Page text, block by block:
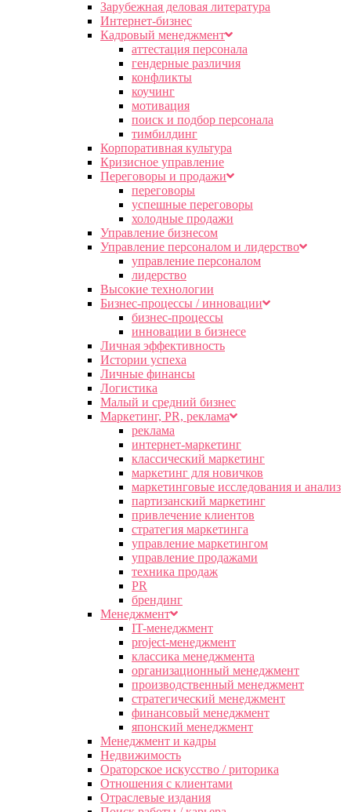
Зарубежная деловая литература
Интернет-бизнес
Кадровый менеджмент
аттестация персонала
гендерные различия
конфликты
коучинг
мотивация
поиск и подбор персонала
тимбилдинг
Корпоративная культура
Кризисное управление
Переговоры и продажи
переговоры
успешные переговоры
холодные продажи
Управление бизнесом
Управление персоналом и лидерство
управление персоналом
лидерство
Высокие технологии
Бизнес-процессы / инновации
бизнес-процессы
инновации в бизнесе
Личная эффективность
Истории успеха
Личные финансы
Логистика
Малый и средний бизнес
Маркетинг, PR, реклама
реклама
интернет-маркетинг
классический маркетинг
маркетинг для новичков
маркетинговые исследования и анализ
партизанский маркетинг
привлечение клиентов
стратегия маркетинга
управление маркетингом
управление продажами
техника продаж
PR
брендинг
Менеджмент
IT-менеджмент
project-менеджмент
классика менеджмента
организационный менеджмент
производственный менеджмент
стратегический менеджмент
финансовый менеджмент
японский менеджмент
Менеджмент и кадры
Недвижимость
Ораторское искусство / риторика
Отношения с клиентами
Отраслевые издания